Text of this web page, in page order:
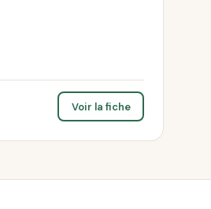
Voir la fiche